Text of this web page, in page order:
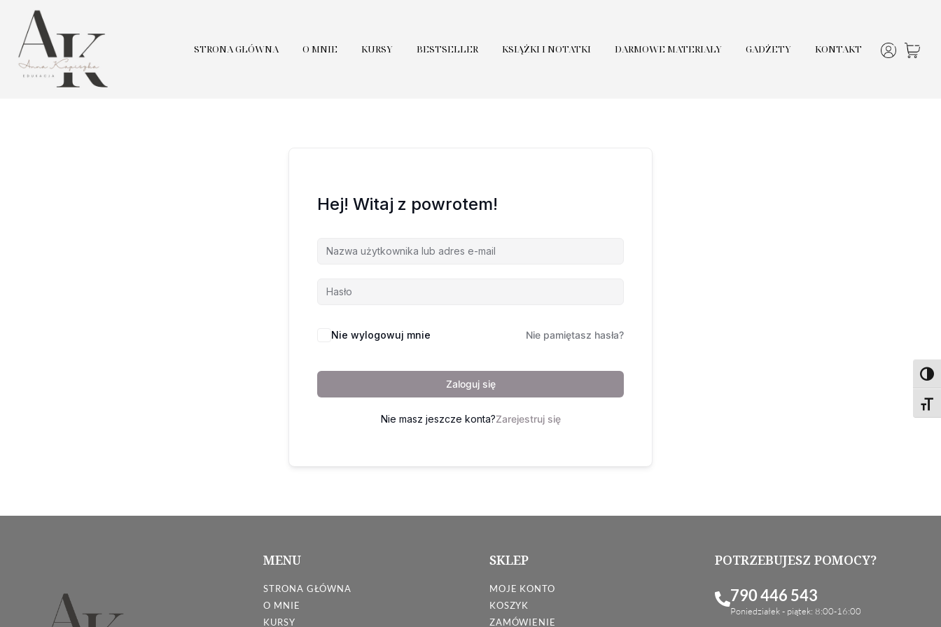
STRONA GŁÓWNA O MNIE KURSY BESTSELLER KSIĄŻKI I NOTATKI DARMOWE MATERIAŁY GADŻETY KONTAKT
Hej! Witaj z powrotem!
Nie wylogowuj mnie Nie pamiętasz hasła?
Zaloguj się
Nie masz jeszcze konta?Zarejestruj się
MENU
STRONA GŁÓWNA
O MNIE
KURSY
SKLEP
MOJE KONTO
KOSZYK
ZAMÓWIENIE
POTRZEBUJESZ POMOCY?
790 446 543
Poniedziałek - piątek: 8:00-16:00